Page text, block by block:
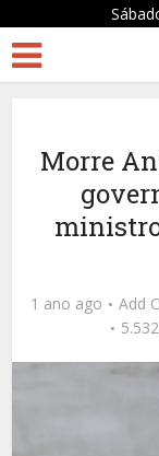
Morre
1 ano ago Add